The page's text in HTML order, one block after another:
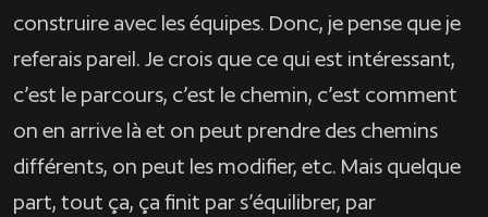
construire avec les équipes. Donc, je pense que je
referais pareil. Je crois que ce qui est intéressant,
c’est le parcours, c’est le chemin, c’est comment
on en arrive là et on peut prendre des chemins
différents, on peut les modifier, etc. Mais quelque
part, tout ça, ça finit par s’équilibrer, par